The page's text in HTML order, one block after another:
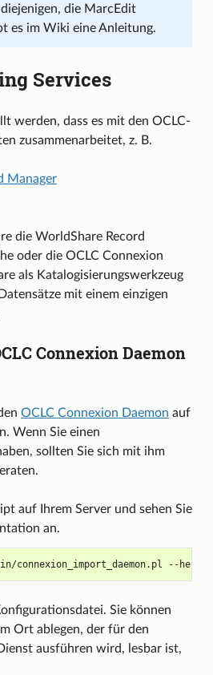
die MarcEdit
es im Wiki eine Anleitung.
Services
werden, dass es mit den OCLC-
zusammenarbeitet, z. B.
Manager
die WorldShare Record
oder die OCLC Connexion
als Katalogisierungswerkzeug
mit einem einzigen
Connexion Daemon
OCLC Connexion Daemon auf
Wenn Sie einen
sollten Sie sich mit ihm
auf Ihrem Server und sehen Sie
an.
connexion_import_daemon.pl
Sie können
Ort ablegen, der für den
ausführen wird, lesbar ist,